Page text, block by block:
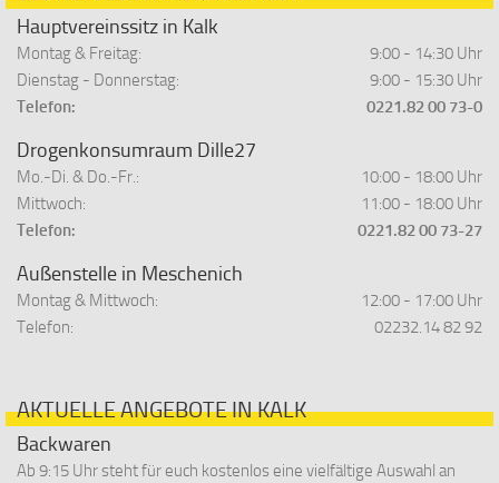
Hauptvereinssitz in Kalk
Montag & Freitag:
9:00 - 14:30 Uhr
Dienstag - Donnerstag:
9:00 - 15:30 Uhr
Telefon:
0221.82 00 73-0
Drogenkonsumraum Dille27
Mo.-Di. & Do.-Fr.:
10:00 - 18:00 Uhr
Mittwoch:
11:00 - 18:00 Uhr
Telefon:
0221.82 00 73-27
Außenstelle in Meschenich
Montag & Mittwoch:
12:00 - 17:00 Uhr
Telefon:
02232.14 82 92
AKTUELLE ANGEBOTE IN KALK
Backwaren
Ab 9:15 Uhr steht für euch kostenlos eine vielfältige Auswahl an